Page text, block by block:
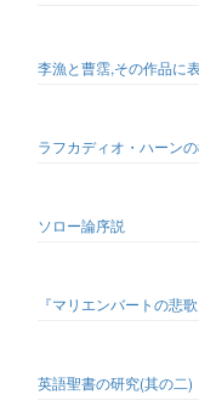
李漁と曹霑,その作品に
ラフカディオ・ハーン
ソロー論序説
『マリエンバートの悲
英語聖書の研究(其の二)